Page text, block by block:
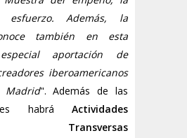
esfuerzo. Además, la
también en esta
aportación de
iberoamericanos
Madrid". Además de las
habrá Actividades
Transversas